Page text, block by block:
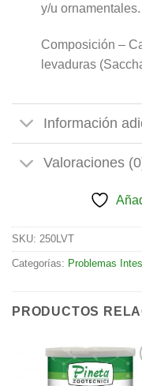
y/u ornamentales.
Composición –
levaduras
Información
Valoraciones
SKU: 250LVT
Categorías: Problemas
PRODUCTOS